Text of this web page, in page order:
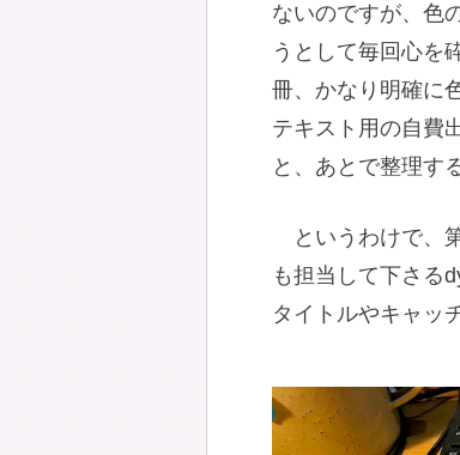
ないのですが、色
うとして毎回心を
冊、かなり明確に
テキスト用の自費
と、あとで整理す
というわけで、
も担当して下さる
タイトルやキャッ